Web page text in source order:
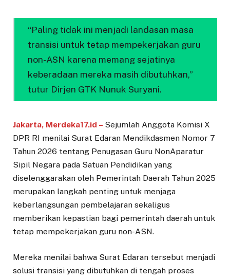
“Paling tidak ini menjadi landasan masa
transisi untuk tetap mempekerjakan guru
non-ASN karena memang sejatinya
keberadaan mereka masih dibutuhkan,”
tutur Dirjen GTK Nunuk Suryani.
Jakarta, Merdeka17.id – Sejumlah Anggota Komisi X
DPR RI menilai Surat Edaran Mendikdasmen Nomor 7
Tahun 2026 tentang Penugasan Guru NonAparatur
Sipil Negara pada Satuan Pendidikan yang
diselenggarakan oleh Pemerintah Daerah Tahun 2025
merupakan langkah penting untuk menjaga
keberlangsungan pembelajaran sekaligus
memberikan kepastian bagi pemerintah daerah untuk
tetap mempekerjakan guru non-ASN.
Mereka menilai bahwa Surat Edaran tersebut menjadi
solusi transisi yang dibutuhkan di tengah proses